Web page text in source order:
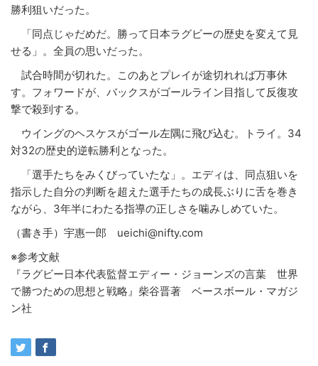
勝利狙いだった。
「同点じゃだめだ。勝って日本ラグビーの歴史を変えて見
せる」。全員の思いだった。
試合時間が切れた。このあとプレイが途切れれば万事休
す。フォワードが、バックスがゴールライン目指して反復攻
撃で殺到する。
ウイングのヘスケスがゴール左隅に飛び込む。トライ。34
対32の歴史的逆転勝利となった。
「選手たちをみくびっていたな」。エディは、同点狙いを
指示した自分の判断を超えた選手たちの成長ぶりに舌を巻き
ながら、3年半にわたる指導の正しさを噛みしめていた。
（書き手）宇惠一郎 ueichi@nifty.com
※参考文献
『ラグビー日本代表監督エディー・ジョーンズの言葉 世界
で勝つための思想と戦略』柴谷晋著 ベースボール・マガジ
ン社